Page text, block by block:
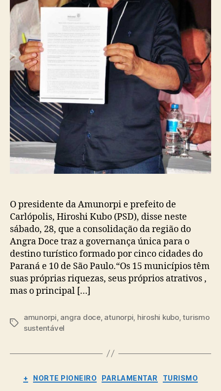
O presidente da Amunorpi e prefeito de
Carlópolis, Hiroshi Kubo (PSD), disse neste
sábado, 28, que a consolidação da região do
Angra Doce traz a governança única para o
destino turístico formado por cinco cidades do
Paraná e 10 de São Paulo.“Os 15 municípios têm
suas próprias riquezas, seus próprios atrativos ,
mas o principal […]
Tags
amunorpi, angra doce, atunorpi, hiroshi kubo,turismo
sustentável
Categorias
+ NORTE PIONEIRO PARLAMENTAR TURISMO